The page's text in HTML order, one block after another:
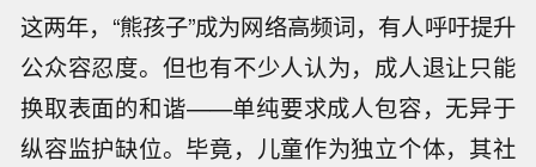
这两年，“熊孩子”成为网络高频词，有人呼吁提升
公众容忍度。但也有不少人认为，成人退让只能
换取表面的和谐——单纯要求成人包容，无异于
纵容监护缺位。毕竟，儿童作为独立个体，其社